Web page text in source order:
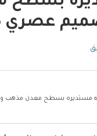
عصري 7903
مستديره بسطح معدن مذهب